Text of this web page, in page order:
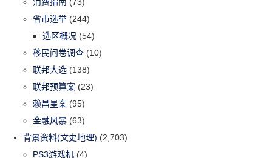
省市选举 (244)
选区概况 (54)
移民问卷调查 (10)
联邦大选 (138)
联邦预算案 (23)
赖昌星案 (95)
金融风暴 (63)
背景资料(文史地理) (2,703)
PS3游戏机 (4)